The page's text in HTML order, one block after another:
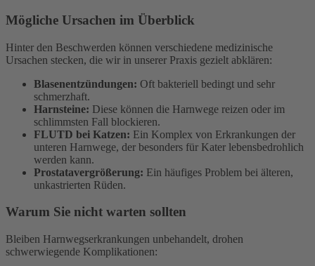
Mögliche Ursachen im Überblick
Hinter den Beschwerden können verschiedene medizinische
Ursachen stecken, die wir in unserer Praxis gezielt abklären:
Blasenentzündungen: Oft bakteriell bedingt und sehr
schmerzhaft.
Harnsteine: Diese können die Harnwege reizen oder im
schlimmsten Fall blockieren.
FLUTD bei Katzen: Ein Komplex von Erkrankungen der
unteren Harnwege, der besonders für Kater lebensbedrohlich
werden kann.
Prostatavergrößerung: Ein häufiges Problem bei älteren,
unkastrierten Rüden.
Warum Sie nicht warten sollten
Bleiben Harnwegserkrankungen unbehandelt, drohen
schwerwiegende Komplikationen: